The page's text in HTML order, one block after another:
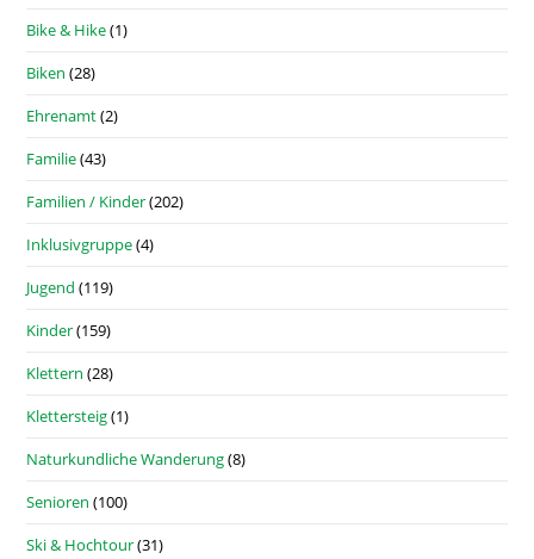
Bike & Hike(1)
Biken (28)
Ehrenamt(2)
Familie(43)
Familien / Kinder(202)
Inklusivgruppe(4)
Jugend (119)
Kinder(159)
Klettern (28)
Klettersteig(1)
Naturkundliche Wanderung(8)
Senioren (100)
Ski & Hochtour(31)